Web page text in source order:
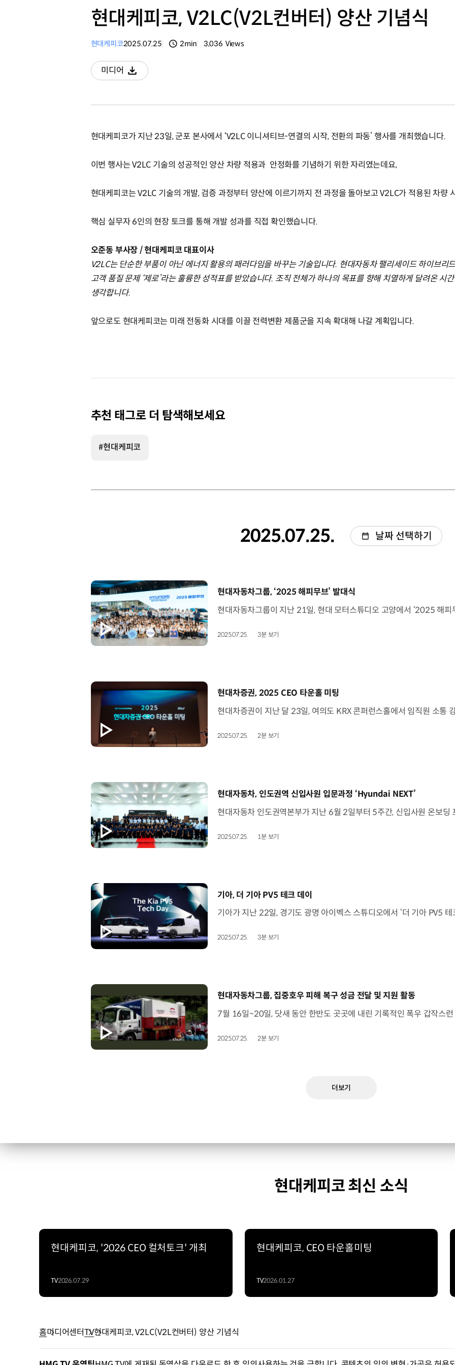
현대케피코, V2LC(V2L컨버터) 양산 기념식
현대케피코2025.07.25 2min 3,036 Views
미디어
다운로드
현대케피코가 지난 23일, 군포 본사에서 ‘V2LC 이니셔티브-연결의 시작, 전환의 파동’ 행사를 개최했습니다.
이번 행사는 V2LC 기술의 성공적인 양산 차량 적용과 안정화를 기념하기 위한 자리였는데요,
현대케피코는 V2LC 기술의 개발, 검증 과정부터 양산에 이르기까지 전 과정을 돌아보고 V2LC가 적용된 차량
핵심 실무자 6인의 현장 토크를 통해 개발 성과를 직접 확인했습니다.
오준동 부사장 / 현대케피코 대표이사
V2LC는 단순한 부품이 아닌 에너지 활용의 패러다임을 바꾸는 기술입니다. 현대자동차 팰리세이드 하이브리
고객 품질 문제 ‘제로’라는 훌륭한 성적표를 받았습니다. 조직 전체가 하나의 목표를 향해 치열하게 달려온 시
생각합니다.
앞으로도 현대케피코는 미래 전동화 시대를 이끌 전력변환 제품군을 지속 확대해 나갈 계획입니다.
추천 태그로 더 탐색해보세요
#현대케피코
2025.07.25. 날짜 선택하기
[동영상]
현대자동차그룹, ‘2025 해피무브’ 발대식
2025.07.25. 3분 보기
[동영상]
현대차증권, 2025 CEO 타운홀 미팅
2025.07.25. 2분 보기
[동영상]
현대자동차, 인도권역 신입사원 입문과정 ‘Hyundai NEXT’
2025.07.25. 1분 보기
[동영상]
기아, 더 기아 PV5 테크 데이
2025.07.25. 3분 보기
[동영상]
현대자동차그룹, 집중호우 피해 복구 성금 전달 및 지원 활동
2025.07.25. 2분 보기
더보기
현대케피코 최신 소식
현대케피코, '2026 CEO 컬처토크' 개최
TV2026.07.29
현대케피코, CEO 타운홀미팅
TV2026.01.27
홈미디어센터TV현대케피코, V2LC(V2L컨버터) 양산 기념식